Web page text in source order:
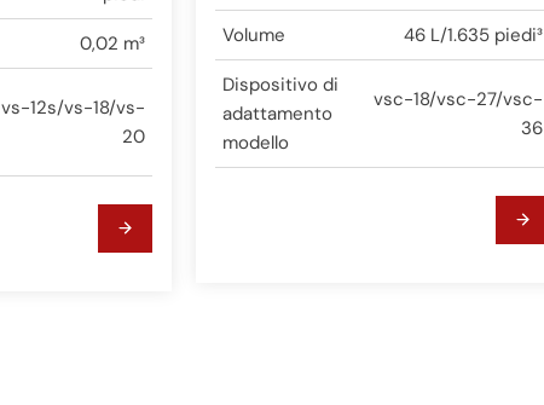
0,02 m³
vs-12s/vs-18/vs-
20
Volume 46 L/1.635 piedi³
Dispositivo di
adattamento
modello
vsc-18/vsc-27/vsc-
36